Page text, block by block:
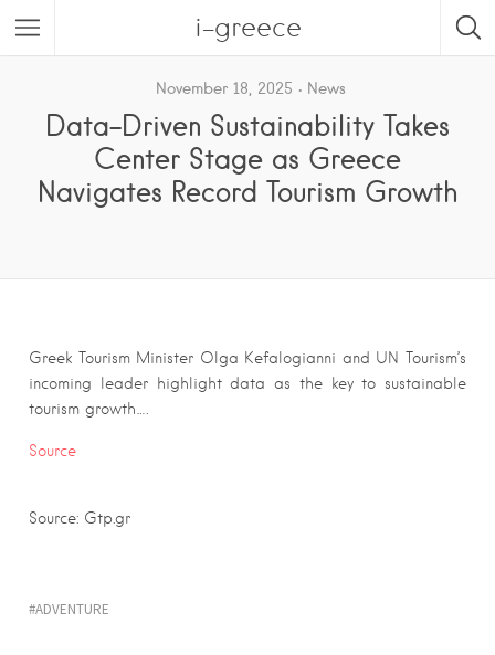
i-greece
November 18, 2025 News
Data-Driven Sustainability Takes
Center Stage as Greece
Navigates Record Tourism Growth
Greek Tourism Minister Olga Kefalogianni and UN Tourism’s
incoming leader highlight data as the key to sustainable
tourism growth….
Source
Source: Gtp.gr
ADVENTURE